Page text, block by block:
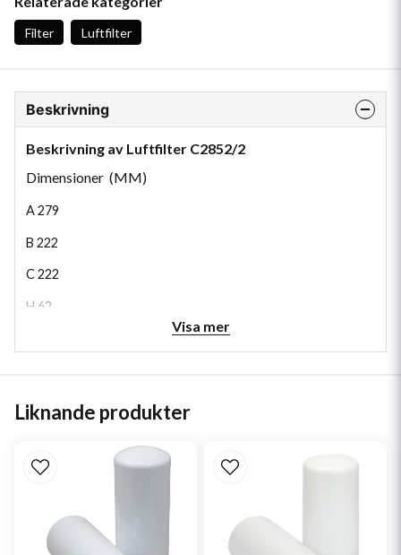
Filter Luftfilter
Beskrivning
Beskrivning av Luftfilter C2852/2
Dimensioner (MM)
A279
B 222
C 222
H 62
Visa mer
Liknande produkter